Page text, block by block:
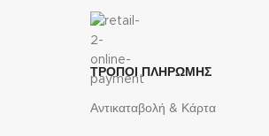
ΤΡΟΠΟΙ ΠΛΗΡΩΜΗΣ
Αντικαταβολή & Κάρτα